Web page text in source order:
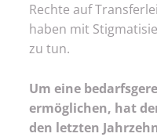
Rechte auf
haben mit
zu tun.
Um eine
ermöglichen, hat
den letzten